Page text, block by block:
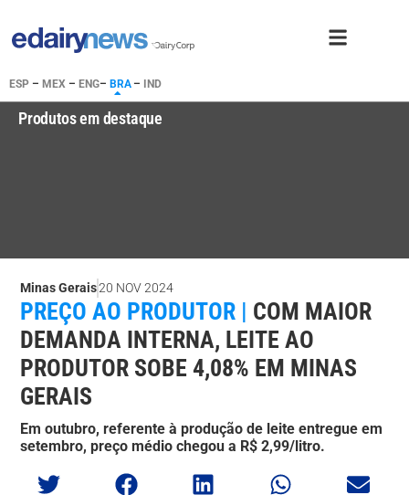
ESP – MEX – ENG– BRA– IND
Produtos em destaque
Minas Gerais20 NOV 2024
PREÇO AO PRODUTOR | COM MAIOR
DEMANDA INTERNA, LEITE AO
PRODUTOR SOBE 4,08% EM MINAS
GERAIS
Em outubro, referente à produção de leite entregue em
setembro, preço médio chegou a R$ 2,99/litro.